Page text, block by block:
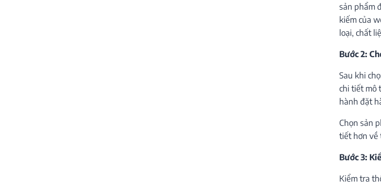
sản phẩm
kiếm của
loại, chất
Bước 2:
Sau khi
chi tiết mô
hành đặt
Chọn sản
tiết hơn về
Bước 3:
Kiểm tra